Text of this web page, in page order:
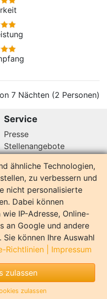
7 Nächten (2 Personen)
Service
Presse
Stellenangebote
Hier sind wir auch
by EvR Willmroth
ähnliche Technologien,
zu verbessern und
nicht personalisierte
Dabei können
IP-Adresse, Online-
an Google und andere
können Ihre Auswahl
Richtlinien| Impressum
zulassen
zulassen